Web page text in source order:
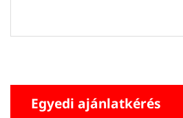
Egyedi ajánlatkérés